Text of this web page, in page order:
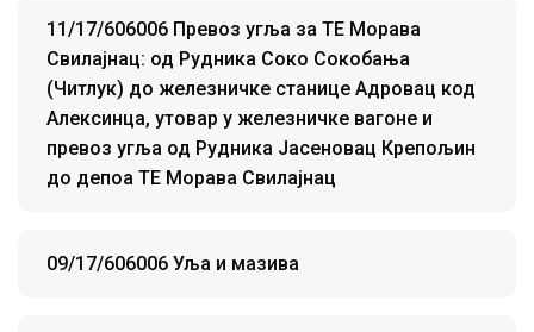
11/17/606006 Превоз угља за ТЕ Морава
Свилајнац: од Рудника Соко Сокобања
(Читлук) до железничке станице Адровац код
Алексинца, утовар у железничке вагоне и
превоз угља од Рудника Јасеновац Крепољин
до депоа ТЕ Морава Свилајнац
09/17/606006 Уља и мазива